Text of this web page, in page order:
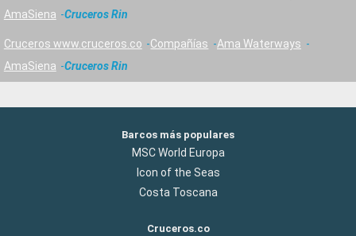
AmaSiena
Cruceros Rin
Cruceros www.cruceros.co Compañías
Ama Waterways
AmaSiena
Cruceros Rin
Barcos más populares
MSC World Europa
Icon of the Seas
Costa Toscana
Cruceros.co